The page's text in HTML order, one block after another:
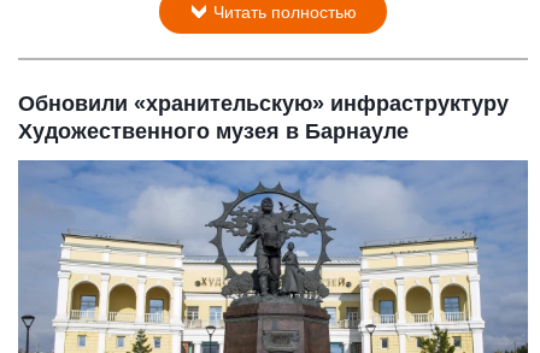
Читать полностью
Обновили «хранительскую» инфраструктуру
Художественного музея в Барнауле